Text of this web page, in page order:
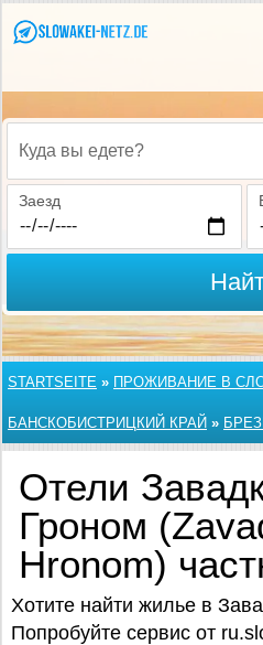
Куда вы едете?
Заезд
STARTSEITE » ПРОЖИВАНИЕ В
БАНСКОБИСТРИЦКИЙ КРАЙ »
Отели
Гроном
Hronom)
Хотите найти жилье в
Попробуйте сервис от